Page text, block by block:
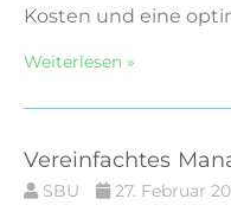
Kosten und eine
Weiterlesen »
Vereinfachtes
SBU 27. Februar